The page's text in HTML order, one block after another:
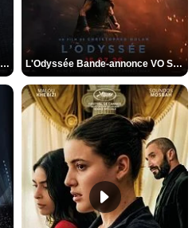
Spider-Man: Brand New Day Bande-annonce VO STFR L'Odyssée Bande-annonce VO STFR